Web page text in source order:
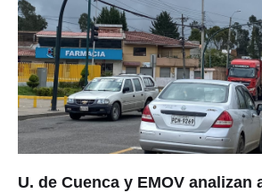
U. de Cuenca y EMOV analizan